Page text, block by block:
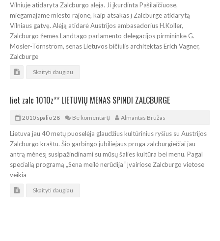
Vilniuje atidaryta Zalcburgo alėja. Ji įkurdinta Pašilaičiuose,
miegamajame miesto rajone, kaip atsakas į Zalcburge atidarytą
Vilniaus gatvę. Alėją atidarė Austrijos ambasadorius H.Koller,
Zalcburgo žemės Landtago parlamento delegacijos pirmininkė G.
Mosler-Törnström, senas Lietuvos bičiulis architektas Erich Vagner,
Zalcburge
Skaityti daugiau
liet zalc 1010z** LIETUVIŲ MENAS SPINDI ZALCBURGE
2010 spalio 28 Be komentarų Almantas Bružas
Lietuva jau 40 metų puoselėja glaudžius kultūrinius ryšius su Austrijos
Zalcburgo kraštu. Šio garbingo jubiliejaus proga zalcburgiečiai jau
antrą mėnesį susipažindinami su mūsų šalies kultūra bei menu. Pagal
specialią programą „Sena meilė nerūdija“ įvairiose Zalcburgo vietose
veikia
Skaityti daugiau